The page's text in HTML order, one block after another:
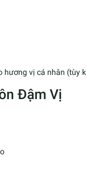
hương vị cá nhân (tùy
Đậm Vị